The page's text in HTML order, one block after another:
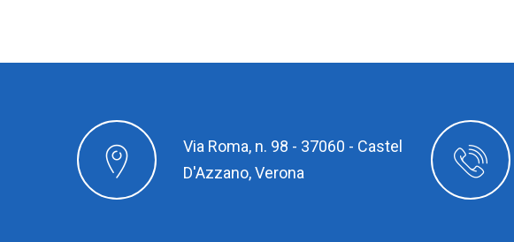
Via Roma, n. 98 - 37060 - Castel
D'Azzano, Verona